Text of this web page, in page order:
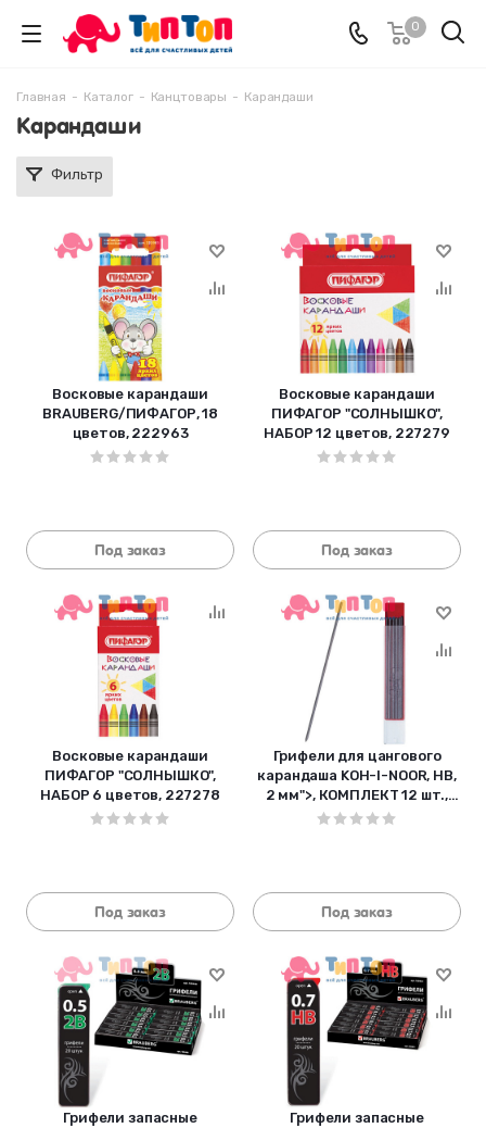
0
Главная - Каталог - Канцтовары - Карандаши
Карандаши
Фильтр
Восковые карандаши
BRAUBERG/ПИФАГОР, 18
цветов, 222963
Под заказ
Восковые карандаши
ПИФАГОР "СОЛНЫШКО",
НАБОР 12 цветов, 227279
Под заказ
Восковые карандаши
ПИФАГОР "СОЛНЫШКО",
НАБОР 6 цветов, 227278
Под заказ
Грифели для цангового
карандаша KOH-I-NOOR, НВ,
2 мм">, КОМПЛЕКТ 12 шт.,
41900HB013PK
Под заказ
Грифели запасные
Грифели запасные